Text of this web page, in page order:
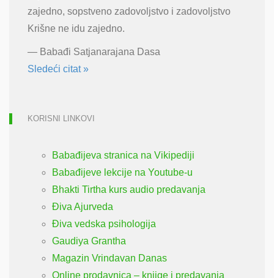
zajedno, sopstveno zadovoljstvo i zadovoljstvo
Krišne ne idu zajedno.
— Babađi Satjanarajana Dasa
Sledeći citat »
KORISNI LINKOVI
Babađijeva stranica na Vikipediji
Babađijeve lekcije na Youtube-u
Bhakti Tirtha kurs audio predavanja
Điva Ajurveda
Điva vedska psihologija
Gaudiya Grantha
Magazin Vrindavan Danas
Online prodavnica – knjige i predavanja